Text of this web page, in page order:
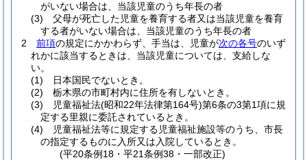
がいない場合は、当該児童のうち年長の者
(3)
父母が死亡した児童を養育する者又は当該児童を養育
する者がいない場合は、当該児童のうち年長の者
2
前項の規定にかかわらず、手当は、児童が次の各号のいず
れかに該当するときは、当該児童については、支給しな
い。
(1)
日本国民でないとき。
(2)
栃木県の市町村内に住所を有しないとき。
(3)
児童福祉法(昭和22年法律第164号)第6条の3第1項に規
定する里親に委託されているとき。
(4)
児童福祉法等に規定する児童福祉施設等のうち、市長
の指定するものに入所又は入院しているとき。
(平20条例18・平21条例38・一部改正)